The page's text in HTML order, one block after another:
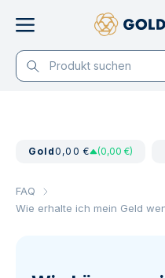
Gold0,00 € (0,00 €)
FAQ
Wie erhalte ich mein Geld